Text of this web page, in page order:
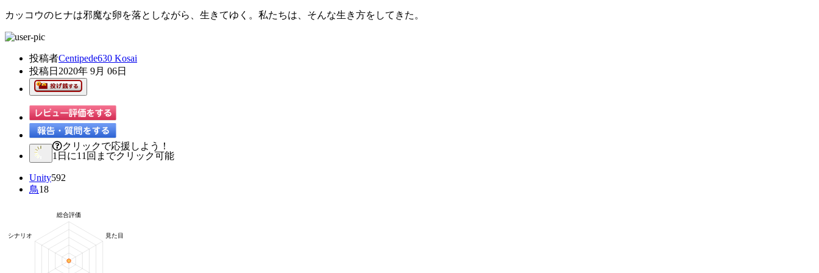
カッコウのヒナは邪魔な卵を落としながら、生きてゆく。私たちは、そんな生き方をしてきた。
投稿者Centipede630 Kosai
投稿日 2020年 9月 06日
クリックで応援しよう！
1日に11回までクリック可能
Unity592
鳥18